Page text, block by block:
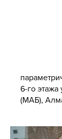
6-го этажа
(МАБ),